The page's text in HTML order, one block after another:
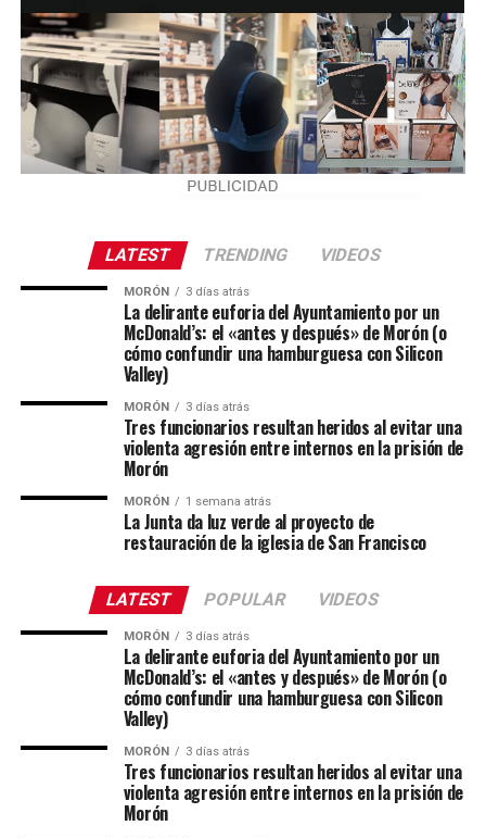
LATEST TRENDING VIDEOS
MORÓN 3 días atrás
La delirante euforia del Ayuntamiento por un
McDonald’s: el «antes y después» de Morón (o
cómo confundir una hamburguesa con Silicon
Valley)
MORÓN 3 días atrás
Tres funcionarios resultan heridos al evitar una
violenta agresión entre internos en la prisión de
Morón
MORÓN 1 semana atrás
La Junta da luz verde al proyecto de
restauración de la iglesia de San Francisco
LATEST POPULAR VIDEOS
MORÓN 3 días atrás
La delirante euforia del Ayuntamiento por un
McDonald’s: el «antes y después» de Morón (o
cómo confundir una hamburguesa con Silicon
Valley)
MORÓN 3 días atrás
Tres funcionarios resultan heridos al evitar una
violenta agresión entre internos en la prisión de
Morón